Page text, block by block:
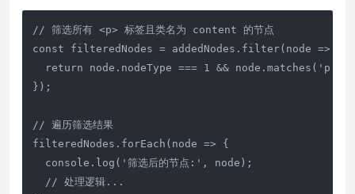
// 筛选所有 <p> 标签且类名为 content 的节点
const filteredNodes = addedNodes.filter(node => {
return node.nodeType === 1 &&
});
// 遍历筛选结果
filteredNodes.forEach(node => {
  console.log('筛选后的节点:', node);
  // 处理逻辑...